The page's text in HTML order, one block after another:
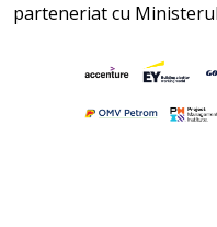
parteneriat cu